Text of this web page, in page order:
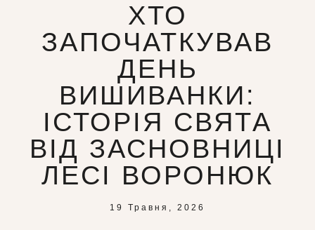
ХТО
ЗАПОЧАТКУВАВ
ДЕНЬ
ВИШИВАНКИ:
ІСТОРІЯ СВЯТА
ВІД ЗАСНОВНИЦІ
ЛЕСІ ВОРОНЮК
19 Травня, 2026